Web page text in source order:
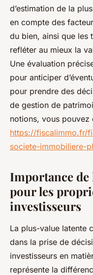
d’estimation de la
en compte des
du bien, ainsi que les
refléter au mieux la
Une évaluation
pour anticiper
pour prendre des
de gestion de
notions, vous pouvez
https://fiscalimmo.fr/
societe-immobiliere-
Importance
pour les
investisseurs
La plus-value latente
dans la prise de
investisseurs en
représente la